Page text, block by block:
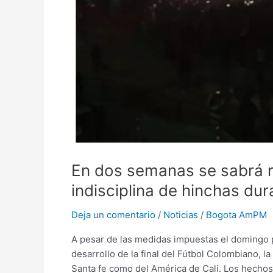
En dos semanas se
indisciplina de hinchas
Deja un comentario / Noticias / Bogota AmPM
A pesar de las medidas impuestas el
desarrollo de la final del Fútbol Colombiano,
Santa fe como del América de Cali. Los